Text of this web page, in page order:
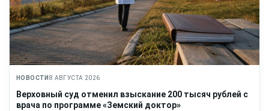
НОВОСТИ 8 АВГУСТА 2026
Верховный суд отменил взыскание 200 тысяч рублей с
врача по программе «Земский доктор»